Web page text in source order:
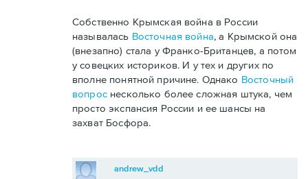
Собственно Крымская война в России
называлась Восточная война, а Крымской она
(внезапно) стала у Франко-Британцев, а потом
у совецких историков. И у тех и других по
вполне понятной причине. Однако Восточный
вопроснесколько более сложная штука, чем
просто экспансия России и ее шансы на
захват Босфора.
andrew_vdd